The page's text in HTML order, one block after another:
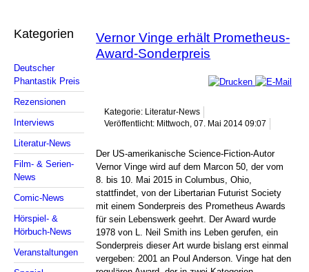
Kategorien
Deutscher
Phantastik Preis
Rezensionen
Interviews
Literatur-News
Film- & Serien-
News
Comic-News
Hörspiel- &
Hörbuch-News
Veranstaltungen
Vernor Vinge erhält Prometheus-
Award-Sonderpreis
Kategorie: Literatur-News
Veröffentlicht: Mittwoch, 07. Mai 2014 09:07
Der US-amerikanische Science-Fiction-Autor
Vernor Vinge wird auf dem Marcon 50, der vom
8. bis 10. Mai 2015 in Columbus, Ohio,
stattfindet, von der Libertarian Futurist Society
mit einem Sonderpreis des Prometheus Awards
für sein Lebenswerk geehrt. Der Award wurde
1978 von L. Neil Smith ins Leben gerufen, ein
Sonderpreis dieser Art wurde bislang erst einmal
vergeben: 2001 an Poul Anderson. Vinge hat den